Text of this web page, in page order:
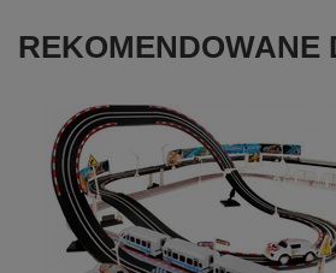
REKOMENDOWANE